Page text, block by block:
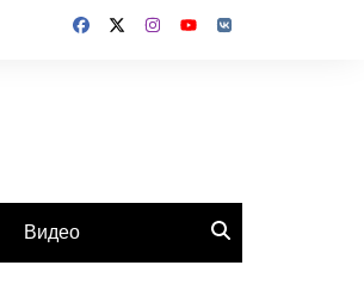
Видео